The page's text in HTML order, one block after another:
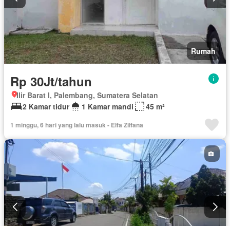
Rumah
Rp 30Jt/tahun
Ilir Barat I, Palembang, Sumatera Selatan
2 Kamar tidur
1 Kamar mandi 45 m²
1 minggu, 6 hari yang lalu masuk - Elfa Zilfana